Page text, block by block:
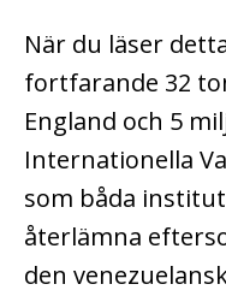
När du läser
fortfarande 32
England och 5
Internationella
som båda
återlämna
den